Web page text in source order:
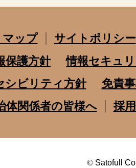
ップ
サイトポリシー
保護方針
情報セキュ
シビリティ方針
免責
体関係者の皆様へ
採
© Satofull